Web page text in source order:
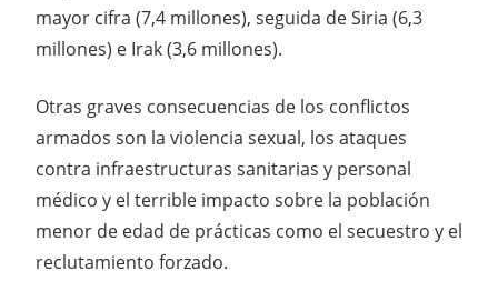
mayor cifra (7,4 millones), seguida de Siria (6,3
millones) e Irak (3,6 millones).
Otras graves consecuencias de los conflictos
armados son la violencia sexual, los ataques
contra infraestructuras sanitarias y personal
médico y el terrible impacto sobre la población
menor de edad de prácticas como el secuestro y el
reclutamiento forzado.